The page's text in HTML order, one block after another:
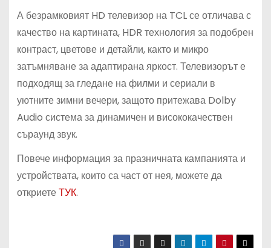
А безрамковият HD телевизор на TCL се отличава с
качество на картината, HDR технология за подобрен
контраст, цветове и детайли, както и микро
затъмняване за адаптирана яркост. Телевизорът е
подходящ за гледане на филми и сериали в
уютните зимни вечери, защото притежава Dolby
Audio система за динамичен и висококачествен
съраунд звук.
Повече информация за празничната кампанията и
устройствата, които са част от нея, можете да
откриетеТУК.